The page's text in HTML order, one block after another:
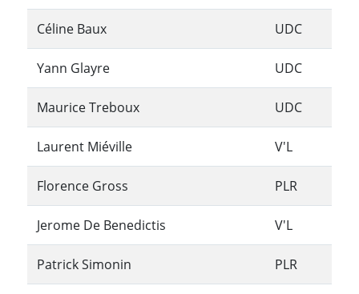
Céline Baux UDC
Yann Glayre UDC
Maurice Treboux UDC
Laurent Miéville V'L
Florence Gross PLR
Jerome De Benedictis V'L
Patrick Simonin PLR